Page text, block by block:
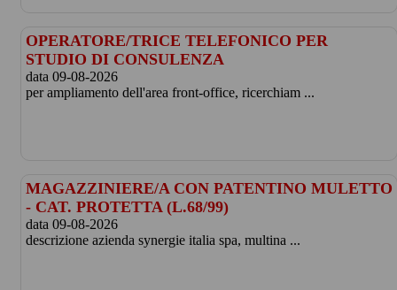
OPERATORE/TRICE TELEFONICO PER
STUDIO DI CONSULENZA
data 09-08-2026
per ampliamento dell'area front-office, ricerchiam ...
MAGAZZINIERE/A CON PATENTINO MULETTO
- CAT. PROTETTA (L.68/99)
data 09-08-2026
descrizione azienda synergie italia spa, multina ...